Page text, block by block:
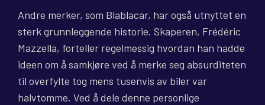
Andre merker, som Blablacar, har også utnyttet en
sterk grunnleggende historie. Skaperen, Frédéric
Mazzella, forteller regelmessig hvordan han hadde
ideen om å samkjøre ved å merke seg absurditeten
til overfylte tog mens tusenvis av biler var
halvtomme. Ved å dele denne personlige